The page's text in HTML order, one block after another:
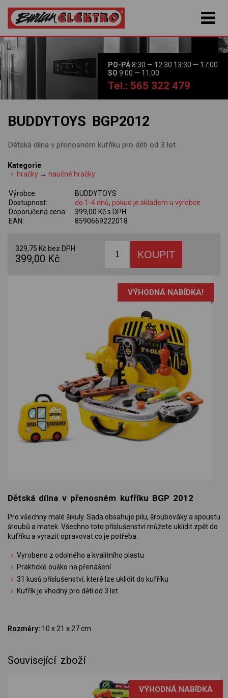
PO-PÁ8:30 — 12:30 13:30 — 17:00
SO 9:00 — 11:00
Tel.: 565 322 479
BUDDYTOYS BGP2012
Dětská dílna v přenosném kufříku pro děti od 3 let.
Kategorie
hračky →naučné hračky
Výrobce:
BUDDYTOYS
Dostupnost:
do 1-4 dnů, pokud je skladem u výrobce
Doporučená cena:
399,00 Kč s DPH
EAN:
8590669222018
329,75 Kč bez DPH
399,00 Kč
VÝHODNÁ NABÍDKA!
Dětská dílna v přenosném kufříku BGP 2012
Pro všechny malé šikuly. Sada obsahuje pilu, šroubováky a spoustu
šroubů a matek. Všechno toto příslušenství můžete uklidit zpět do
kufříku a vyrazit opravovat co je potřeba.
Vyrobeno z odolného a kvalitního plastu
Praktické ouško na přenášení
31 kusů příslušenství, které lze uklidit do kufříku
Kufřík je vhodný pro děti od 3 let
Rozměry: 10 x 21 x 27 cm
Související zboží
VÝHODNÁ NABÍDKA